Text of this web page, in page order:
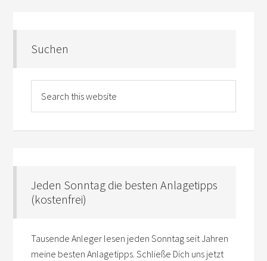
Suchen
Jeden Sonntag die besten Anlagetipps
(kostenfrei)
Tausende Anleger lesen jeden Sonntag seit Jahren
meine besten Anlagetipps. Schließe Dich uns jetzt